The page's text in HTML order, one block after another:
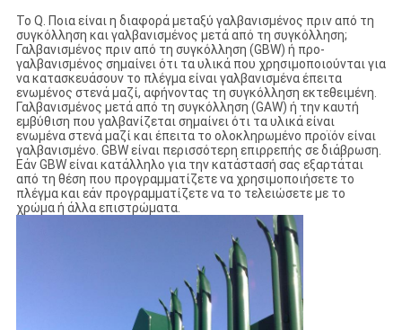
Το Q. Ποια είναι η διαφορά μεταξύ γαλβανισμένος πριν από τη
συγκόλληση και γαλβανισμένος μετά από τη συγκόλληση;
Γαλβανισμένος πριν από τη συγκόλληση (GBW) ή προ-
γαλβανισμένος σημαίνει ότι τα υλικά που χρησιμοποιούνται για
να κατασκευάσουν το πλέγμα είναι γαλβανισμένα έπειτα
ενωμένος στενά μαζί, αφήνοντας τη συγκόλληση εκτεθειμένη.
Γαλβανισμένος μετά από τη συγκόλληση (GAW) ή την καυτή
εμβύθιση που γαλβανίζεται σημαίνει ότι τα υλικά είναι
ενωμένα στενά μαζί και έπειτα το ολοκληρωμένο προϊόν είναι
γαλβανισμένο. GBW είναι περισσότερη επιρρεπής σε διάβρωση.
Εάν GBW είναι κατάλληλο για την κατάστασή σας εξαρτάται
από τη θέση που προγραμματίζετε να χρησιμοποιήσετε το
πλέγμα και εάν προγραμματίζετε να το τελειώσετε με το
χρώμα ή άλλα επιστρώματα.